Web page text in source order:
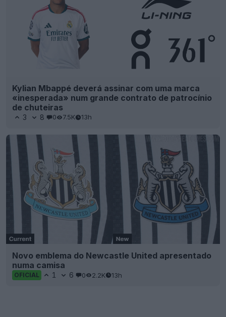
Kylian Mbappé deverá assinar com uma marca
«inesperada» num grande contrato de patrocínio
de chuteiras
3 8 0 7.5K 13h
Novo emblema do Newcastle United apresentado
numa camisa
OFICIAL 1 6 0 2.2K 13h